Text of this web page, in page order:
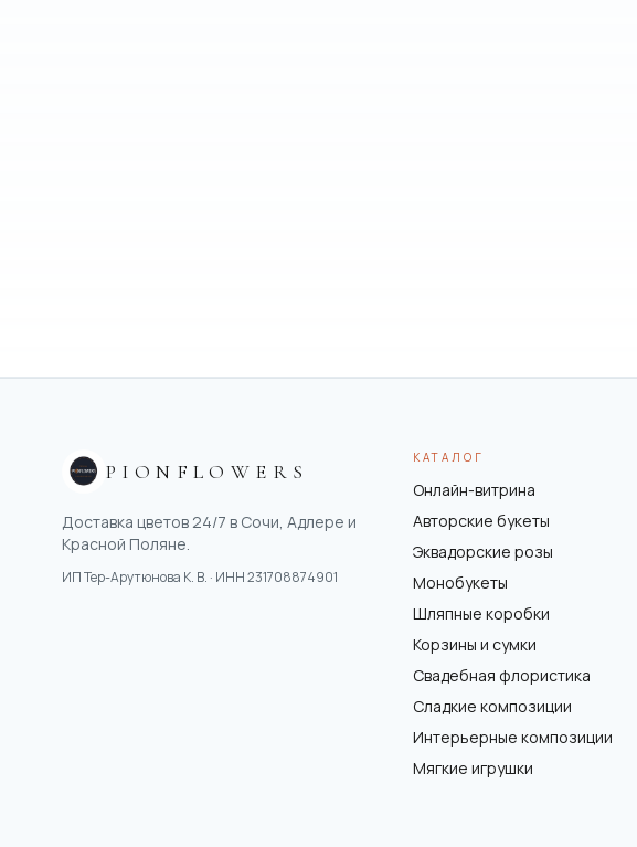
PIONFLOWERS
Доставка цветов 24/7 в Сочи, Адлере и
Красной Поляне.
ИП Тер-Арутюнова К. В. · ИНН231708874901
КАТАЛОГ
Онлайн-витрина
Авторские букеты
Эквадорские розы
Монобукеты
Шляпные коробки
Корзины и сумки
Свадебная флористика
Сладкие композиции
Интерьерные композиции
Мягкие игрушки